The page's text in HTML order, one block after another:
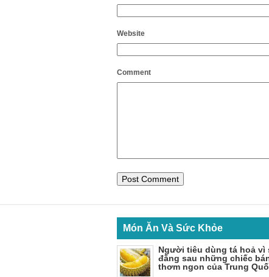
Website
Comment
Món Ăn Và Sức Khỏe
Người tiêu dùng tá hoả vì
đằng sau những chiếc
thơm ngon của Trung